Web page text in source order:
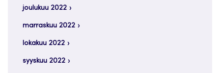
joulukuu 2022
marraskuu 2022
lokakuu 2022
syyskuu 2022